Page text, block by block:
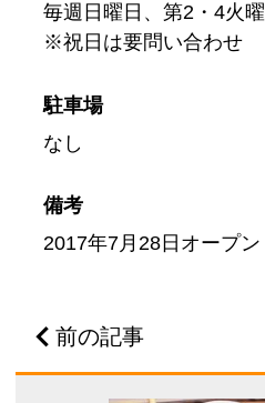
毎週日曜日、第2・4火曜
※祝日は要問い合わせ
駐車場
なし
備考
2017年7月28日オープン
前の記事